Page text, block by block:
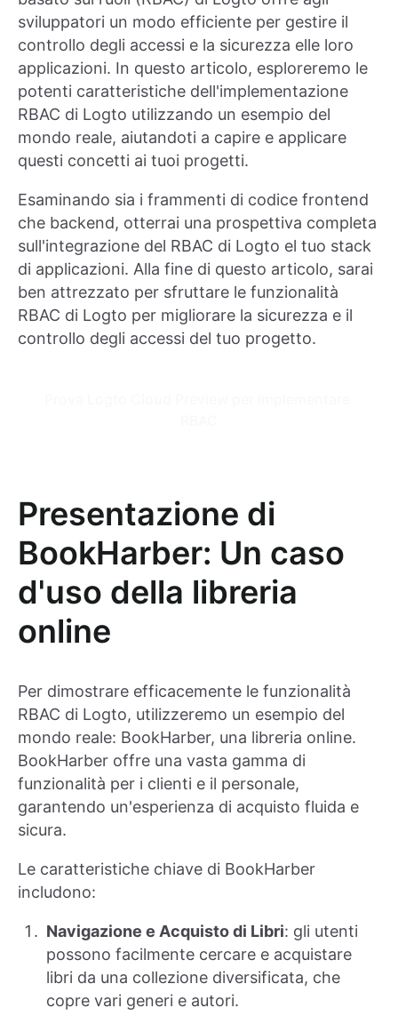
sviluppatori un modo efficiente per gestire il
controllo degli accessi e la sicurezza elle loro
applicazioni. In questo articolo, esploreremo le
potenti caratteristiche dell'implementazione
RBAC di Logto utilizzando un esempio del
mondo reale, aiutandoti a capire e applicare
questi concetti ai tuoi progetti.
Esaminando sia i frammenti di codice frontend
che backend, otterrai una prospettiva completa
sull'integrazione del RBAC di Logto el tuo stack
di applicazioni. Alla fine di questo articolo, sarai
ben attrezzato per sfruttare le funzionalità
RBAC di Logto per migliorare la sicurezza e il
controllo degli accessi del tuo progetto.
Presentazione di
BookHarber: Un caso
d'uso della libreria
online
Per dimostrare efficacemente le funzionalità
RBAC di Logto, utilizzeremo un esempio del
mondo reale: BookHarber, una libreria online.
BookHarber offre una vasta gamma di
funzionalità per i clienti e il personale,
garantendo un'esperienza di acquisto fluida e
sicura.
Le caratteristiche chiave di BookHarber
includono:
Navigazione e Acquisto di Libri: gli utenti
possono facilmente cercare e acquistare
libri da una collezione diversificata, che
copre vari generi e autori.